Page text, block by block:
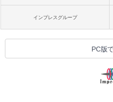
インプレスグループ
PC版